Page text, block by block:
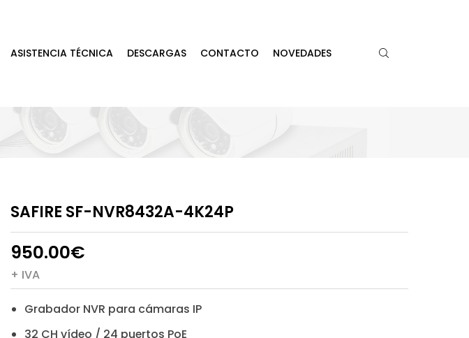
ASISTENCIA TÉCNICA DESCARGAS CONTACTO NOVEDADES
SAFIRE SF-NVR8432A-4K24P
950.00€
+ IVA
Grabador NVR para cámaras IP
32 CH vídeo / 24 puertos PoE